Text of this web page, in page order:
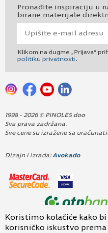
Pronađite inspiraciju u
birane materijale
Klikom na dugme „Prijava“
politiku privatnosti.
1998 - 2026 © PINOLES doo
Sva prava zadržana.
Sve cene su izražene sa
Dizajn i izrada: Avokado
Koristimo kolačiće kako
korisničko iskustvo prema